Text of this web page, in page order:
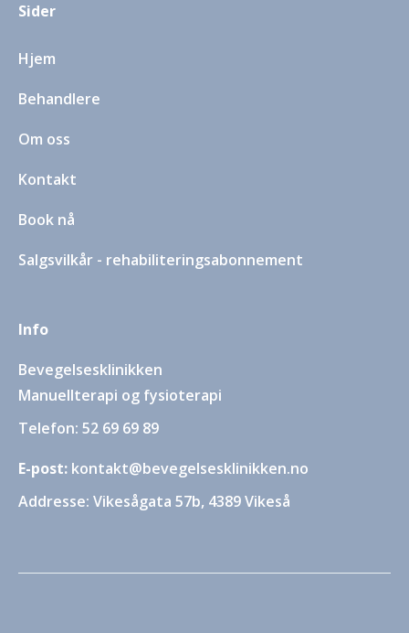
Sider
Hjem
Behandlere
Om oss
Kontakt
Book nå
Salgsvilkår - rehabiliteringsabonnement
Info
Bevegelsesklinikken
Manuellterapi og fysioterapi
Telefon: 52 69 69 89
E-post: kontakt@bevegelsesklinikken.no
Addresse: Vikesågata 57b, 4389 Vikeså